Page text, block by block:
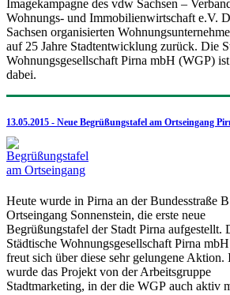
Imagekampagne des vdw Sachsen –
Wohnungs- und Immobilienwirtschaft e.V.
Sachsen organisierten
auf 25 Jahre Stadtentwicklung zurück. Die
Wohnungsgesellschaft Pirna mbH (WGP)
dabei.
13.05.2015 - Neue Begrüßungstafel am Ortseingang
Heute wurde in Pirna an der Bundesstraße
Ortseingang Sonnenstein, die erste neue
Begrüßungstafel der Stadt Pirna aufgestellt.
Städtische Wohnungsgesellschaft Pirna
freut sich über diese sehr gelungene Aktion.
wurde das Projekt von der Arbeitsgruppe
Stadtmarketing, in der die WGP auch aktiv